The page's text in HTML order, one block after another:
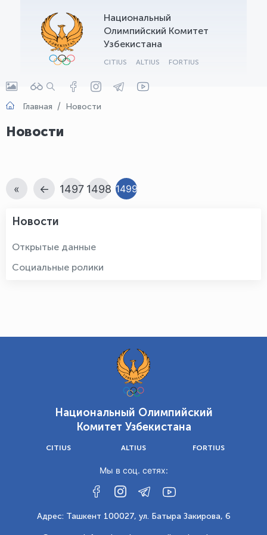
Национальный
Олимпийский Комитет
Узбекистана
CITIUS ALTIUS FORTIUS
Главная Новости
Новости
« ← 1497 1498 1499
Новости
Открытые данные
Социальные ролики
Национальный Олимпийский
Комитет Узбекистана
CITIUS ALTIUS FORTIUS
Мы в соц. сетях:
Адрес: Ташкент 100027, ул. Батыра Закирова, 6
OLYMPCHIK AI - yordamchi
Онлайн · olympic.uz